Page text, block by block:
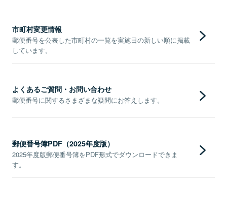
市町村変更情報
郵便番号を公表した市町村の一覧を実施日の新しい順に掲載
しています。
よくあるご質問・お問い合わせ
郵便番号に関するさまざまな疑問にお答えします。
郵便番号簿PDF（2025年度版）
2025年度版郵便番号簿をPDF形式でダウンロードできま
す。